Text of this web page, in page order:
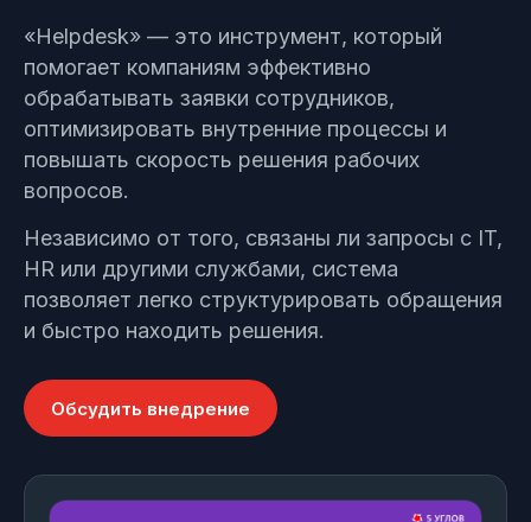
Заполнить форму —
перезвоним в течение дня
«Helpdesk» — это инструмент, который
помогает компаниям эффективно
обрабатывать заявки сотрудников,
оптимизировать внутренние процессы и
повышать скорость решения рабочих
вопросов.
Независимо от того, связаны ли запросы с IT,
HR или другими службами, система
позволяет легко структурировать обращения
и быстро находить решения.
Обсудить внедрение